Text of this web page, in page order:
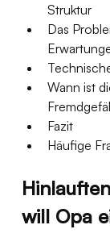
Struktur
Das
Wann ist
Fazit
Häufige
will Opa